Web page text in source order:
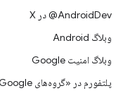
‫‎@AndroidDev در X
وبلاگ Android
وبلاگ امنیت Google
پلتفورم در «گروه‌های Google»